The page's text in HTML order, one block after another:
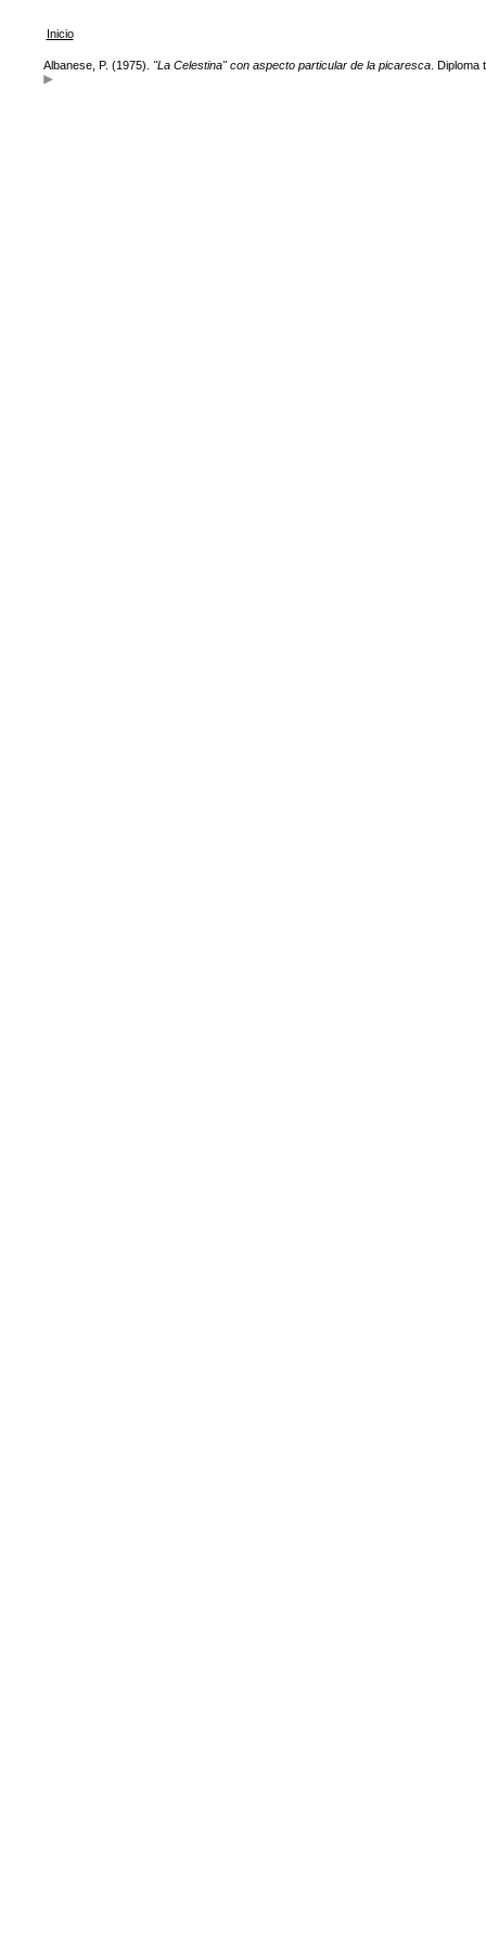
Inicio
Albanese, P. (1975). "La Celestina" con aspecto particular de la picaresca. Diploma